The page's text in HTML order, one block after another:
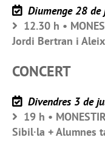
Diumenge 28 de
12.30 h •
Jordi Bertran i
CONCERT
Divendres 3 de
19 h •
Sibil·la + Alumnes